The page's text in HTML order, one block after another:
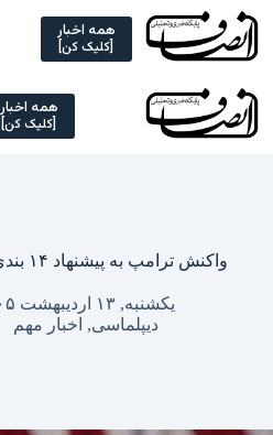
Skip
content
همه اخبار
[کلیک کن]
همه اخبار
[کلیک کن]
واکنش ترامپ به پیشنهاد ۱۴ بندی ایران به آمریکا
یکشنبه, ۱۳ اردیبهشت ۱۴۰۵ – ۰۲:۳۳
دیپلماسی, اخبار مهم